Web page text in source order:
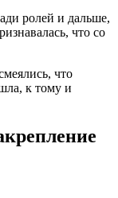
ролей и дальше,
что со
что
к тому и